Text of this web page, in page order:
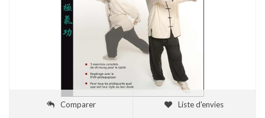
Comparer Liste d'envies